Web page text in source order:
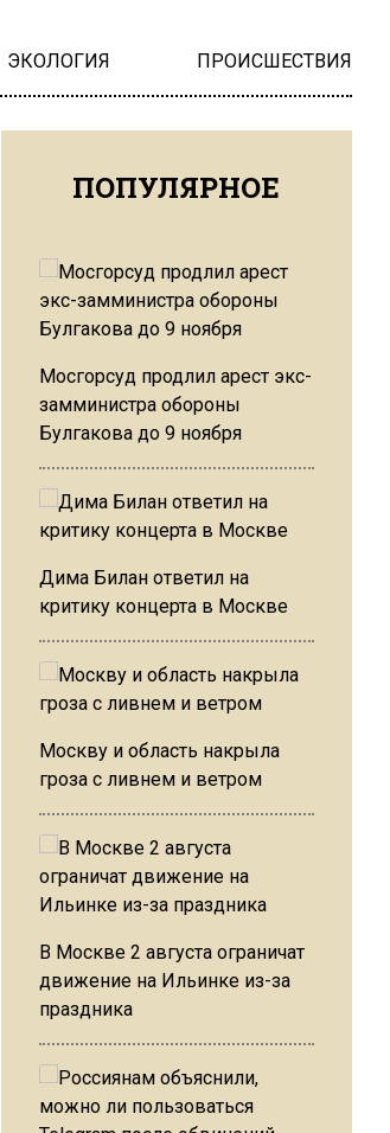
ЭКОЛОГИЯ ПРОИСШЕСТВИЯ
ПОПУЛЯРНОЕ
Мосгорсуд продлил арест экс-
замминистра обороны
Булгакова до 9 ноября
Дима Билан ответил на
критику концерта в Москве
Москву и область накрыла
гроза с ливнем и ветром
В Москве 2 августа ограничат
движение на Ильинке из-за
праздника